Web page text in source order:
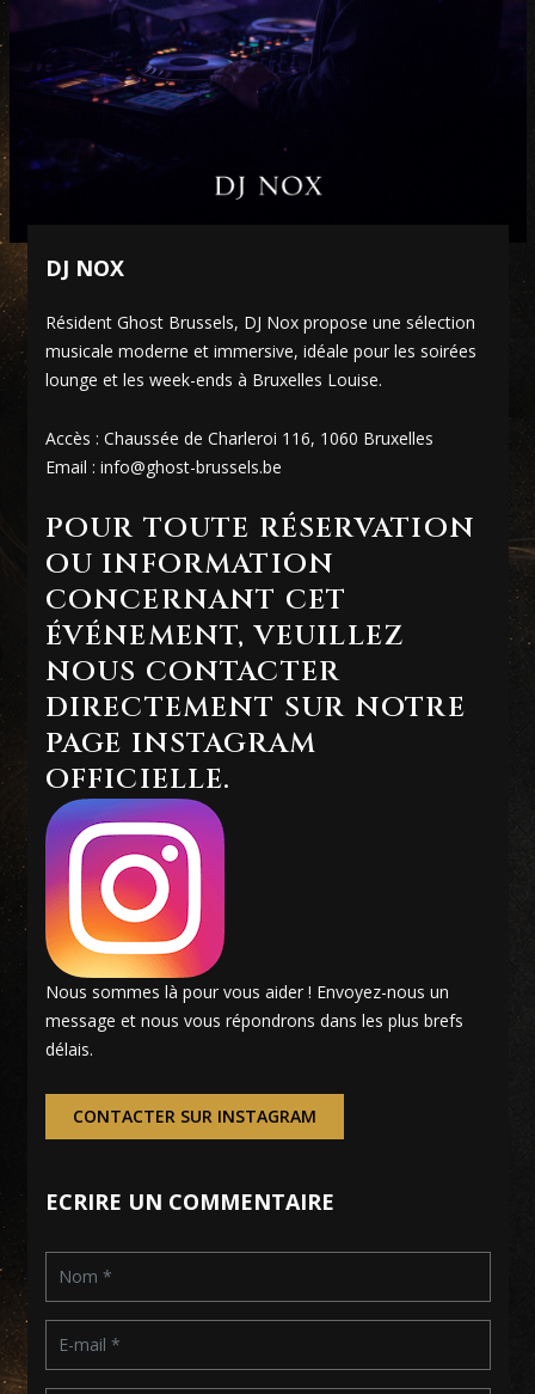
DJ NOX
Résident Ghost Brussels, DJ Nox propose une sélection
musicale moderne et immersive, idéale pour les soirées
lounge et les week-ends à Bruxelles Louise.
Accès : Chaussée de Charleroi 116, 1060 Bruxelles
Email : info@ghost-brussels.be
POUR TOUTE RÉSERVATION
OU INFORMATION
CONCERNANT CET
ÉVÉNEMENT, VEUILLEZ
NOUS CONTACTER
DIRECTEMENT SUR NOTRE
PAGE INSTAGRAM
OFFICIELLE.
Nous sommes là pour vous aider ! Envoyez-nous un
message et nous vous répondrons dans les plus brefs
délais.
CONTACTER SUR INSTAGRAM
ECRIRE UN COMMENTAIRE